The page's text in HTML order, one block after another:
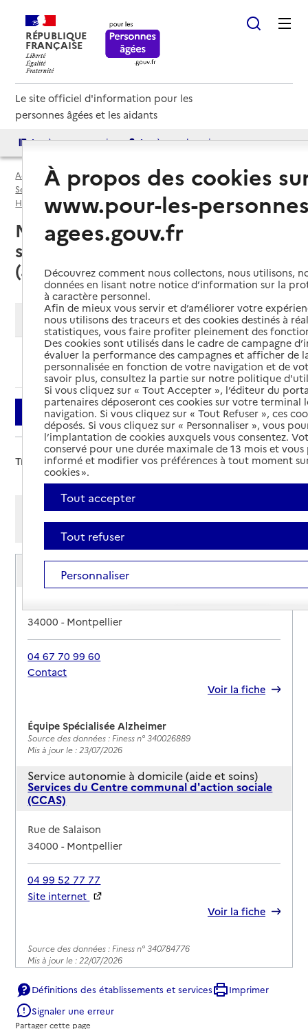
RÉPUBLIQUE
FRANÇAISE
Le site officiel d'information pour les
personnes âgées et les aidants
Accès aux annuaires Accès par besoin
Accueil
Espace annuaire
Services autonomie à domicile (aide et soins) par département
Hérault (34)
Service autonomie à domicile (aide et soins)
Montpellier (34000) : liste des 5
services autonomie à domicile
(aide et soins)
Modifier ma recherche
Ajouter cette recherche aux favoris
Filtrer
Trier par :
Afficher les résultats par:
Service autonomie à domicile (aide et soins)
Gammes
34000-Montpellier
04 67 70 99 60
Contact
Voir la fiche
Équipe Spécialisée Alzheimer
Source des données : Finess n° 340026889
Mis à jour le : 23/07/2026
Service autonomie à domicile (aide et soins)
Services du Centre communal d'action sociale
(CCAS)
Adresse
Rue de Salaison
34000-Montpellier
04 99 52 77 77
Site internet
Voir la fiche
Source des données : Finess n° 340784776
Mis à jour le : 22/07/2026
Service de soins infirmiers à domicile
SSIAD - Gammes
Adresse
327 rue du Moulin de Sémalen
Définitions des établissements et services
Imprimer
Signaler une erreur
Partager cette page
À propos des cookies
www.pour-les-
agees.gouv.fr
Découvrez comment nous collectons, nous utilisons,
données en lisant notre notice d’information sur la
à caractère personnel.
Afin de mieux vous servir et d’améliorer votre
nous utilisons des traceurs et des cookies destinés à
statistiques, vous faire profiter pleinement des
Des cookies sont utilisés dans le cadre de campagne
évaluer la performance des campagnes et afficher de
personnalisée en fonction de votre navigation et de
savoir plus, consultez la partie sur notre politique
Si vous cliquez sur « Tout Accepter », l’éditeur du
partenaires déposeront ces cookies sur votre terminal
navigation. Si vous cliquez sur « Tout Refuser », ces
déposés. Si vous cliquez sur « Personnaliser », vous
l’implantation de cookies auxquels vous consentez.
conservé pour une durée maximale de 13 mois et
informé et modifier vos préférences à tout moment
cookies ».
Tout accepter
Tout refuser
Personnaliser